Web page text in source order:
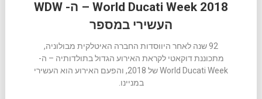
World Ducati Week 2018 – ה- WDW
העשירי במספר
92 שנה לאחר היווסדות החברה האיטלקית מבולוניה,
מתכוננת דוקאטי לקראת האירוע הגדול בתולדותיה – ה-
World Ducati Week של 2018, והפעם האירוע הוא העשירי
במניינו.